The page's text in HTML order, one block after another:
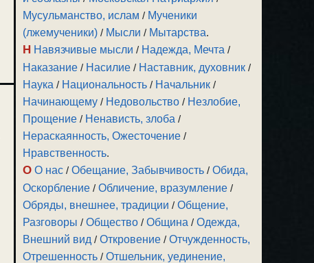
Мусульманство, ислам / Мученики
(лжемученики) / Мысли / Мытарства.
Н Навязчивые мысли / Надежда, Мечта /
Наказание / Насилие / Наставник, духовник /
Наука / Национальность / Начальник /
Начинающему / Недовольство / Незлобие,
Прощение / Ненависть, злоба /
Нераскаянность, Ожесточение /
Нравственность.
О О нас /Обещание, Забывчивость /Обида,
Оскорбление /Обличение, вразумление /
Обряды, внешнее, традиции /Общение,
Разговоры /Общество /Община /Одежда,
Внешний вид /Откровение /Отчужденность,
Отрешенность /Отшельник, уединение,